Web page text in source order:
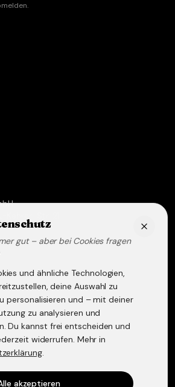
gut – aber bei Cookies fragen
und ähnliche Technologien,
deine Auswahl zu
personalisieren und – mit deiner
zu analysieren und
Du kannst frei entscheiden und
widerrufen. Mehr in
.
akzeptieren